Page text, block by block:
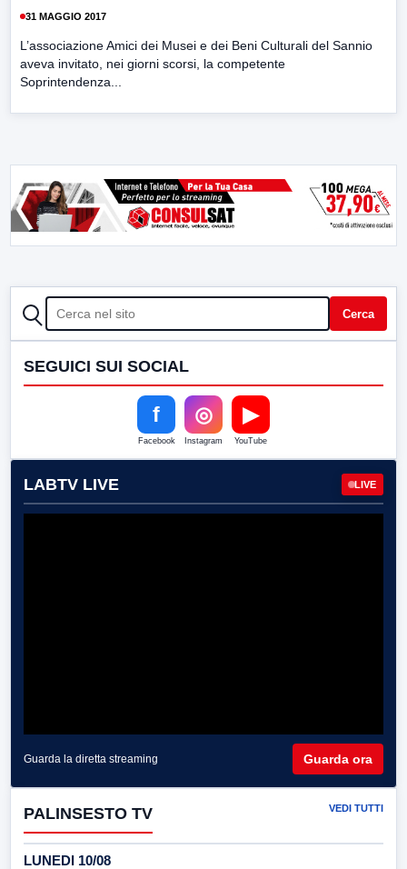
31 MAGGIO 2017
L’associazione Amici dei Musei e dei Beni Culturali del Sannio
aveva invitato, nei giorni scorsi, la competente
Soprintendenza...
CERCA Cerca
SEGUICI SUI SOCIAL
f
Facebook
◎
Instagram
▶
YouTube
LABTV LIVE LIVE
Guarda la diretta streaming Guarda ora
PALINSESTO TV VEDI TUTTI
LUNEDI 10/08